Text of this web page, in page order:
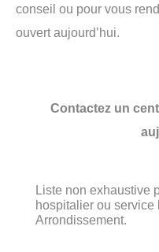
conseil ou pour vous
ouvert aujourd’hui.
Contactez un
Liste non exhaustive
hospitalier ou service
Arrondissement.